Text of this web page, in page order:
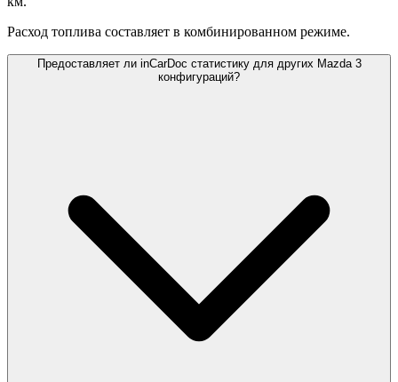
Расход топлива составляет в комбинированном режиме.
Предоставляет ли inCarDoc статистику для других Mazda 3
конфигураций?